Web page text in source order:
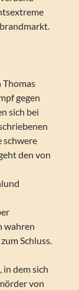
gegen
sich bei
schwere
den von
wahren
Schluss.
dem sich
von